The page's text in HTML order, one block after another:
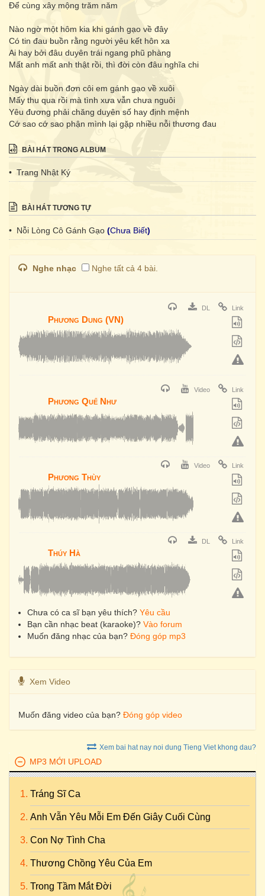
Để cùng xây mộng trăm năm
Nào ngờ một hôm kia khi gánh gạo về đây
Có tin đau buồn rằng người yêu kết hôn xa
Ai hay bởi đâu duyên trái ngang phũ phàng
Mất anh mất anh thật rồi, thì đời còn đâu nghĩa chi
Ngày dài buồn đơn côi em gánh gạo về xuôi
Mấy thu qua rồi mà tình xưa vẫn chưa nguôi
Yêu đương phải chăng duyên số hay định mệnh
Cớ sao cớ sao phận mình lại gặp nhiều nỗi thương đau
BÀI HÁT TRONG ALBUM
• Trang Nhật Ký
BÀI HÁT TƯƠNG TỰ
• Nỗi Lòng Cô Gánh Gạo (Chưa Biết)
Nghe nhạc Nghe tất cả 4 bài.
DL Link
Phương Dung (VN)
Video Link
Phương Quế Như
Video Link
Phương Thùy
DL Link
Thúy Hà
Chưa có ca sĩ bạn yêu thích? Yêu cầu
Bạn cần nhạc beat (karaoke)? Vào forum
Muốn đăng nhạc của bạn? Đóng góp mp3
Xem Video
Muốn đăng video của bạn? Đóng góp video
Xem bai hat nay noi dung Tieng Viet khong dau?
MP3 MỚI UPLOAD
Tráng Sĩ Ca
Anh Vẫn Yêu Mỗi Em Đến Giây Cuối Cùng
Con Nợ Tình Cha
Thương Chồng Yêu Của Em
Trong Tầm Mắt Đời